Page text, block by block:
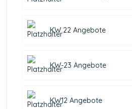
KW 22 Angebote
KW-23 Angebote
KW12 Angebote